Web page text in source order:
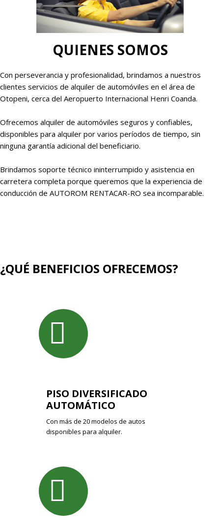
QUIENES SOMOS
Con perseverancia y profesionalidad, brindamos a nuestros
clientes servicios de alquiler de automóviles en el área de
Otopeni, cerca del Aeropuerto Internacional Henri Coanda.
Ofrecemos alquiler de automóviles seguros y confiables,
disponibles para alquiler por varios períodos de tiempo, sin
ninguna garantía adicional del beneficiario.
Brindamos soporte técnico ininterrumpido y asistencia en
carretera completa porque queremos que la experiencia de
conducción de AUTOROM RENTACAR-RO sea incomparable.
¿QUÉ BENEFICIOS OFRECEMOS?
PISO DIVERSIFICADO
AUTOMÁTICO
Con más de 20 modelos de autos
disponibles para alquiler.